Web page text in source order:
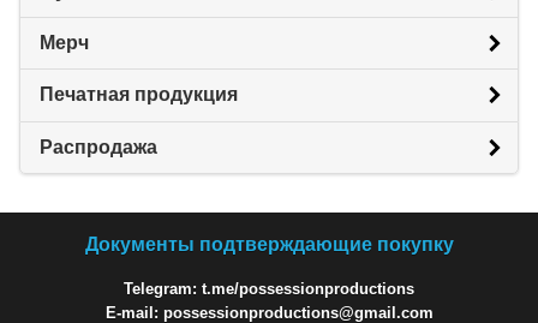
Мерч
Печатная продукция
Распродажа
Документы подтверждающие покупку
Telegram: t.me/possessionproductions
E-mail: possessionproductions@gmail.com